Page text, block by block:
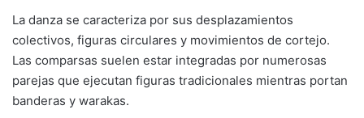
La danza se caracteriza por sus desplazamientos
colectivos, figuras circulares y movimientos de cortejo.
Las comparsas suelen estar integradas por numerosas
parejas que ejecutan figuras tradicionales mientras portan
banderas y warakas.